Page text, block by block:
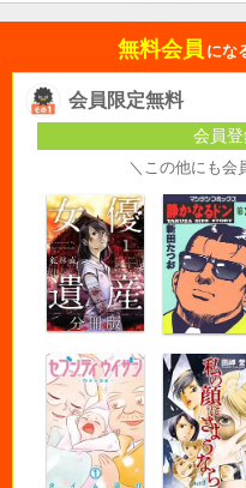
無料会員 にな
会員限定無料
会員
＼この他にも会